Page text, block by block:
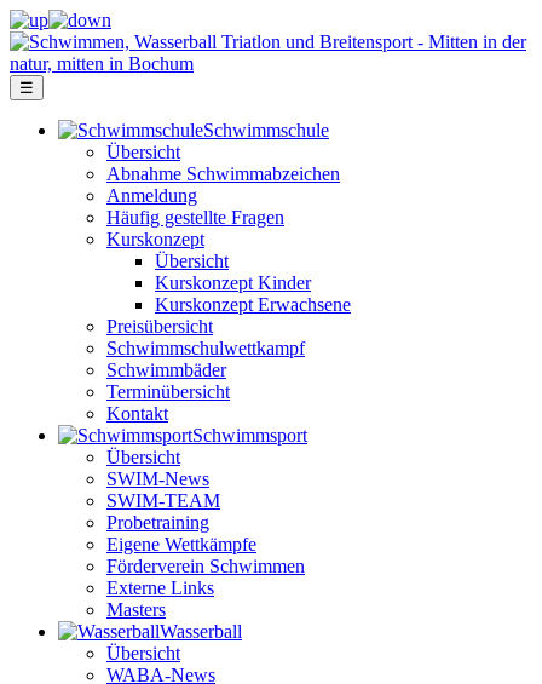
☰
Schwimm­schule
Übersicht
Ab­nah­me Schwimm­ab­zei­chen
Anmeldung
Häufig gestellte Fragen
Kurs­konzept
Übersicht
Kurskonzept Kinder
Kurskonzept Erwachsene
Preis­über­sicht
Schwimm­schul­wett­kampf
Schwimm­bäder
Terminübersicht
Kontakt
Schwimm­sport
Übersicht
SWIM-News
SWIM-TEAM
Probe­training
Eigene Wettkämpfe
Förderverein Schwimmen
Externe Links
Masters
Wasser­ball
Übersicht
WABA-News